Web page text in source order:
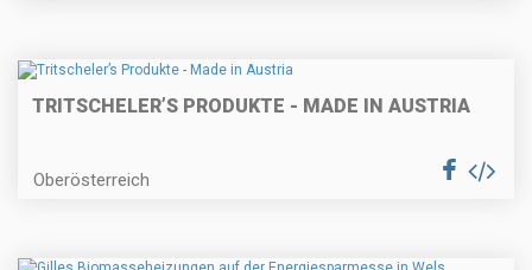
TRITSCHELER’S PRODUKTE - MADE IN AUSTRIA
Oberösterreich